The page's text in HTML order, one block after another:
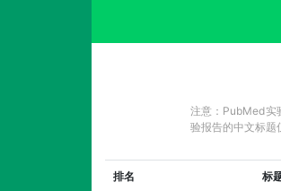
注意：PubMed实
验报告的中文标题
排名 标